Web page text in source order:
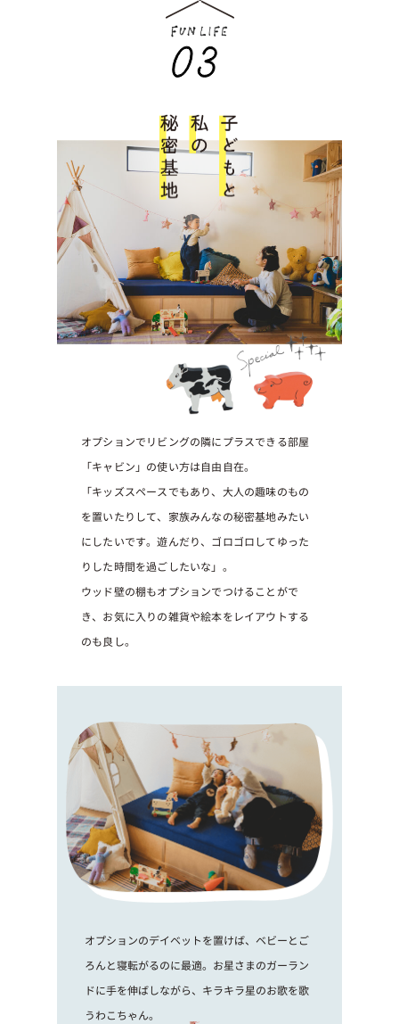
オプションでリビングの隣にプラスできる部屋
「キャビン」の使い方は自由自在。
「キッズスペースでもあり、大人の趣味のもの
を置いたりして、家族みんなの秘密基地みたい
にしたいです。遊んだり、ゴロゴロしてゆった
りした時間を過ごしたいな」。
ウッド壁の棚もオプションでつけることがで
き、お気に入りの雑貨や絵本をレイアウトする
のも良し。
オプションのデイベットを置けば、ベビーとご
ろんと寝転がるのに最適。お星さまのガーラン
ドに手を伸ばしながら、キラキラ星のお歌を歌
うわこちゃん。